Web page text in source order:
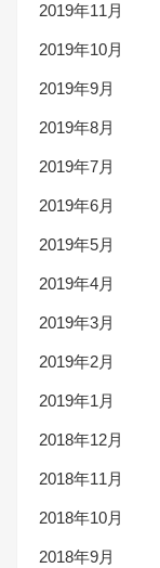
2019年11月
2019年10月
2019年9月
2019年8月
2019年7月
2019年6月
2019年5月
2019年4月
2019年3月
2019年2月
2019年1月
2018年12月
2018年11月
2018年10月
2018年9月